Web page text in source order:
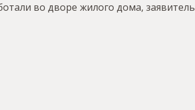
во дворе жилого дома,